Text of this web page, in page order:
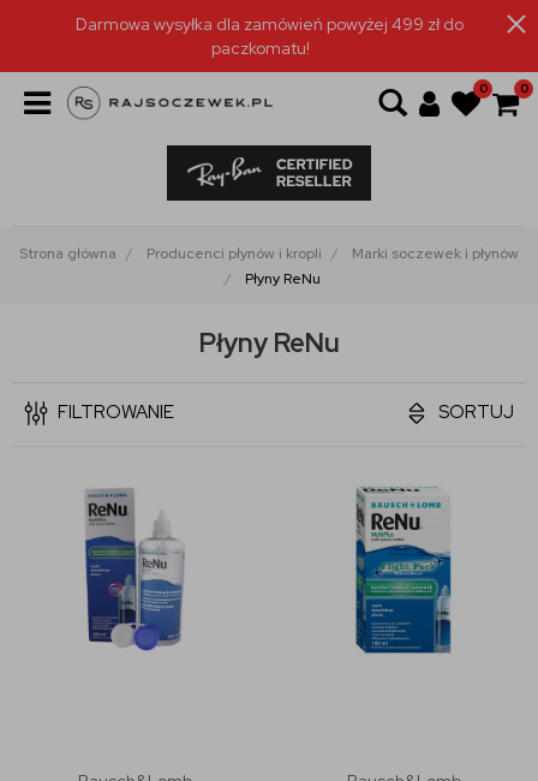
Darmowa wysyłka dla zamówień powyżej 499 zł do
paczkomatu!
0 0
Strona główna Producenci płynów i kropli
Marki soczewek i płynów
Płyny ReNu
Płyny ReNu
FILTROWANIE SORTUJ